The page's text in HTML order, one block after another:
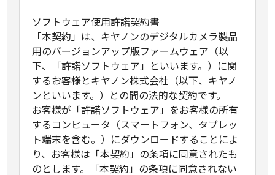
ソフトウェア使用許諾契約書
「本契約」は、キヤノンのデジタルカメラ製品
用のバージョンアップ版ファームウェア（以
下、「許諾ソフトウェア」といいます。）に関
するお客様とキヤノン株式会社（以下、キヤノ
ンといいます。）との間の法的な契約です。
お客様が「許諾ソフトウェア」をお客様の所有
するコンピュータ（スマートフォン、タブレッ
ト端末を含む。）にダウンロードすることによ
り、お客様は「本契約」の条項に同意されたも
のとします。「本契約」の条項に同意されない